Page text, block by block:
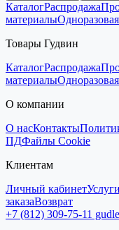
КаталогРаспродажа
материалы
Товары Гудвин
КаталогРаспродажа
материалы
О компании
О насКонтакты
ПДФайлы Cookie
Клиентам
Личный кабинетУслуги
заказаВозврат
+7 (812) 309-75-11